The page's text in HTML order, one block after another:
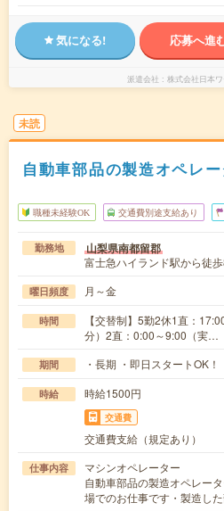
気になる! 応募へ進
派遣会社 株式会社日本
未読
自動車部品の製造オペレ
職種未経験OK 交通費別途支給あり
勤務地 山梨県南都留郡
富士急ハイランド駅から徒
曜日頻度 月～金
時間
【交替制】5勤2休1直：
分）2直：0:00～9:00（実…
期間 ・長期 ・即日スタートOK！
時給 時給1500円
交通費
交通費支給（規定あり）
仕事内容
マシンオペレーター
自動車部品の製造オペレー
場でのお仕事です・製造し